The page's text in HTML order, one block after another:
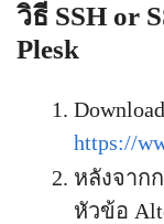
วิธี SSH or
Plesk
https://
หลังจาก
หัวข้อ